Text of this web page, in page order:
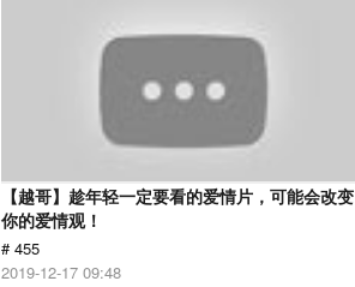
【越哥】趁年轻一定要看的爱情片，可能会改变
你的爱情观！
# 455
2019-12-17 09:48